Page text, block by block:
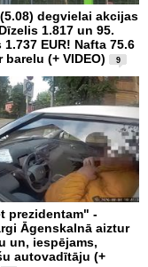
degvielai akcijas
1.817 un 95.
1.737 EUR! Nafta 75.6
barelu (+ VIDEO)
9
prezidentam" -
Āgenskalnā aiztur
un, iespējams,
autovadītāju (+